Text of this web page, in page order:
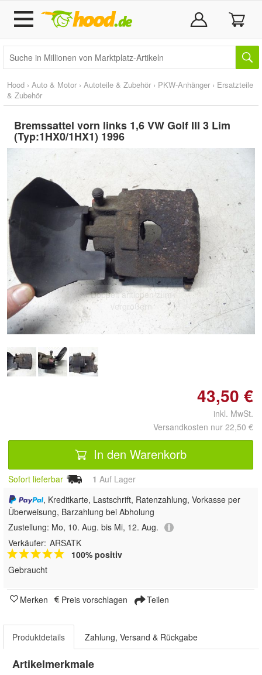
Hood › Auto & Motor › Autoteile & Zubehör › PKW-Anhänger › Ersatzteile
& Zubehör
Bremssattel vorn links 1,6 VW Golf III 3 Lim
(Typ:1HX0/1HX1) 1996
Doppelt antippen zum
vergrößern
43,50 €
inkl. MwSt.
Versandkosten nur 22,50 €
In den Warenkorb
Sofort lieferbar 1 Auf Lager
, Kreditkarte, Lastschrift, Ratenzahlung, Vorkasse per
Überweisung, Barzahlung bei Abholung
Zustellung: Mo, 10. Aug. bis Mi, 12. Aug.
Verkäufer: ARSATK
100% positiv
Gebraucht
Merken Preis vorschlagen Teilen
Produktdetails Zahlung, Versand & Rückgabe
Artikelmerkmale